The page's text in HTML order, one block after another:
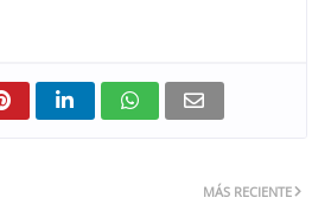
MÁS RECIENTE